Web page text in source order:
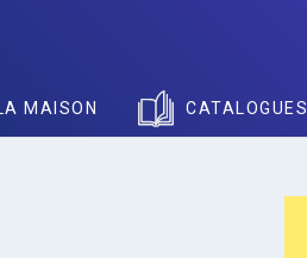
MAISON CATALOGUES